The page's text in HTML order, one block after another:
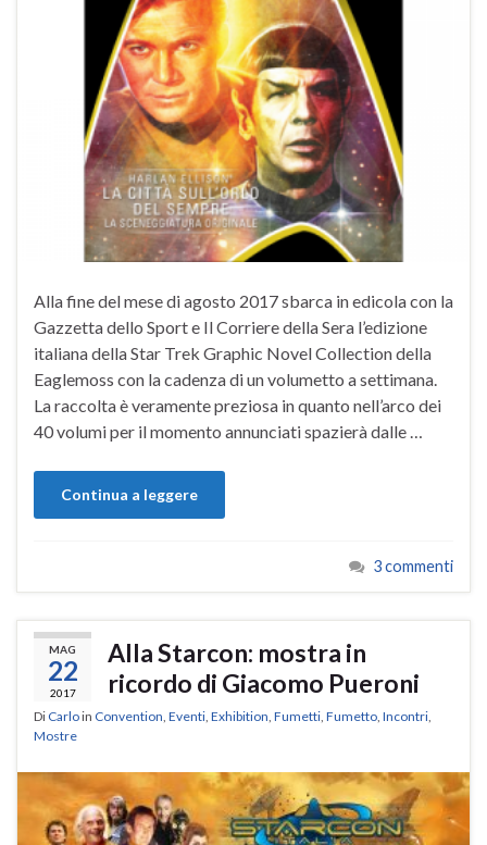
Alla fine del mese di agosto 2017 sbarca in edicola con la
Gazzetta dello Sport e Il Corriere della Sera l’edizione
italiana della Star Trek Graphic Novel Collection della
Eaglemoss con la cadenza di un volumetto a settimana.
La raccolta è veramente preziosa in quanto nell’arco dei
40 volumi per il momento annunciati spazierà dalle …
Continua a leggere
3 commenti
MAG
22
2017
Alla Starcon: mostra in
ricordo di Giacomo Pueroni
Di Carloin Convention, Eventi, Exhibition, Fumetti, Fumetto, Incontri,
Mostre